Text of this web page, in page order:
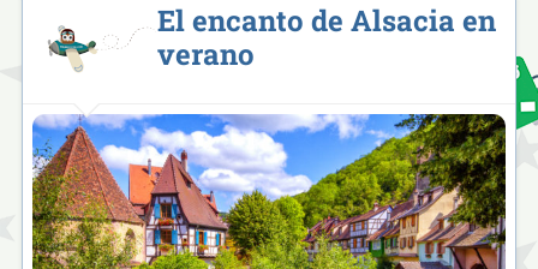
El encanto de Alsacia en
verano